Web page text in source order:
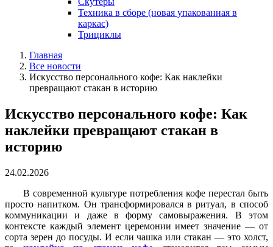
Техника в сборе (новая упакованная в
каркас)
Трициклы
Главная
Все новости
Искусство персонального кофе: Как наклейки
превращают стакан в историю
Искусство персонального кофе: Как
наклейки превращают стакан в
историю
24.02.2026
В современной культуре потребления кофе перестал быть
просто напитком. Он трансформировался в ритуал, в способ
коммуникации и даже в форму самовыражения. В этом
контексте каждый элемент церемонии имеет значение — от
сорта зерен до посуды. И если чашка или стакан — это холст,